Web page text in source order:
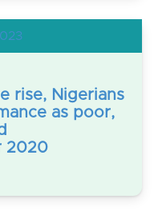
rise, Nigerians
as poor,
2020